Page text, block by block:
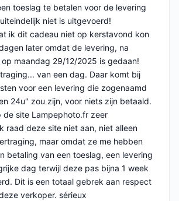
toeslag te betalen voor de levering
niet is uitgevoerd!
ik dit cadeau niet op kerstavond kon
later omdat de levering, na
maandag 29/12/2025 is gedaan!
van een dag. Daar komt bij
voor een levering die zogenaamd
24u" zou zijn, voor niets zijn betaald.
de site Lampephoto.fr zeer
raad deze site niet aan, niet alleen
maar omdat ze me hebben
betaling van een toeslag, een levering
dag terwijl deze pas bijna 1 week
Dit is een totaal gebrek aan respect
verkoper. sérieux